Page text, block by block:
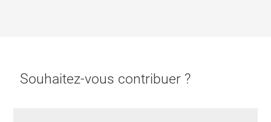
Souhaitez-vous contribuer ?